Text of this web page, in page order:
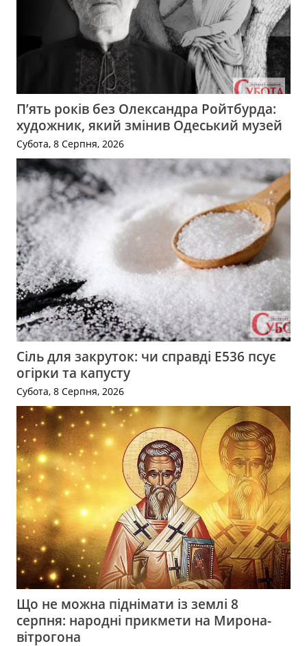
П’ять років без Олександра Ройтбурда:
художник, який змінив Одеський музей
Субота, 8 Серпня, 2026
Сіль для закруток: чи справді Е536 псує
огірки та капусту
Субота, 8 Серпня, 2026
Що не можна піднімати із землі 8
серпня: народні прикмети на Мирона-
вітрогона